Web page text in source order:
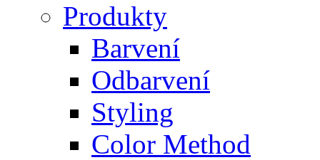
Produkty
Barvení
Odbarvení
Styling
Color Method